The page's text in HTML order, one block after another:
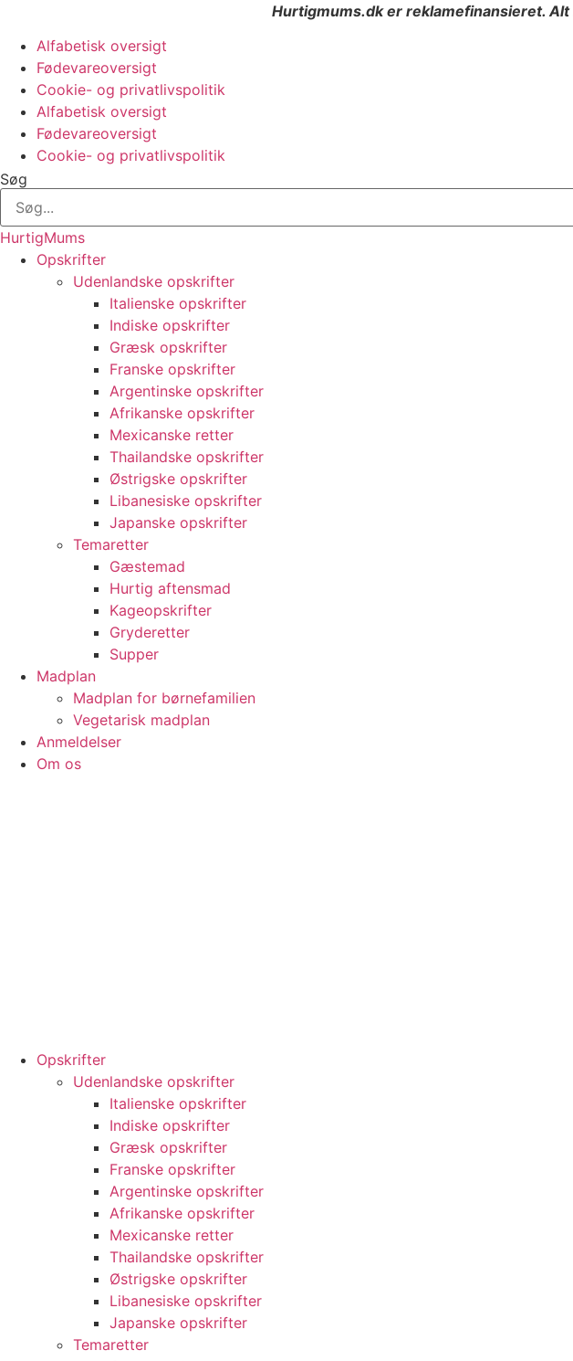
Hurtigmums.dk er reklamefinansieret.
Alfabetisk oversigt
Fødevareoversigt
Cookie- og privatlivspolitik
Alfabetisk oversigt
Fødevareoversigt
Cookie- og privatlivspolitik
Søg
HurtigMums
Opskrifter
Udenlandske opskrifter
Italienske opskrifter
Indiske opskrifter
Græsk opskrifter
Franske opskrifter
Argentinske opskrifter
Afrikanske opskrifter
Mexicanske retter
Thailandske opskrifter
Østrigske opskrifter
Libanesiske opskrifter
Japanske opskrifter
Temaretter
Gæstemad
Hurtig aftensmad
Kageopskrifter
Gryderetter
Supper
Madplan
Madplan for børnefamilien
Vegetarisk madplan
Anmeldelser
Om os
Opskrifter
Udenlandske opskrifter
Italienske opskrifter
Indiske opskrifter
Græsk opskrifter
Franske opskrifter
Argentinske opskrifter
Afrikanske opskrifter
Mexicanske retter
Thailandske opskrifter
Østrigske opskrifter
Libanesiske opskrifter
Japanske opskrifter
Temaretter